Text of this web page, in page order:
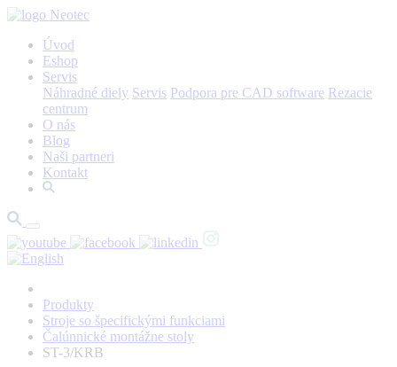
Úvod
Eshop
Servis
Náhradné diely Servis Podpora pre CAD software Rezacie
centrum
O nás
Blog
Naši partneri
Kontakt
Produkty
Stroje so špecifickými funkciami
Čalúnnické montážne stoly
ST-3/KRB